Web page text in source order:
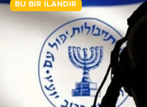
BU BIR İLANDIR
ANALİZ
NOSTALJİ
KULİS